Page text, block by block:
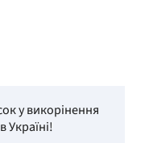
у викорінення
Україні!